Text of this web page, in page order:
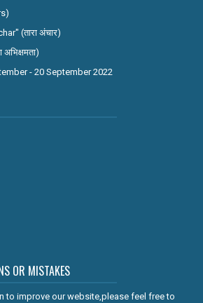
(तारा अंचार)
- 20 September 2022
OR MISTAKES
to improve our website,please feel free to